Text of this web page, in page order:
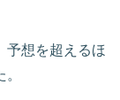
予想を超えるほ